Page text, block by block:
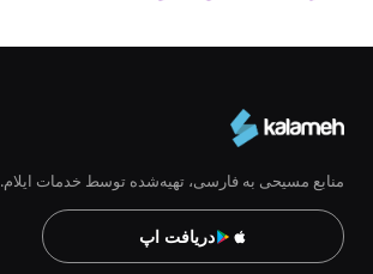
منابع مسیحی به فارسی، تهیه‌شده توسط خدمات ایلام.
دریافت اپ